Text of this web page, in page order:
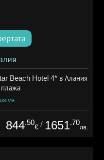
Beach Hotel 4* в Алания
844.50
€ / 1651.70
лв.